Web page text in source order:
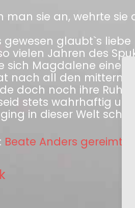
man sie an, wehrte
gewesen glaubt`s
vielen Jahren des
sich Magdalene
nach all den
doch noch ihre Ruh
stets wahrhaftig
in dieser Welt
Beate Anders gereimtes